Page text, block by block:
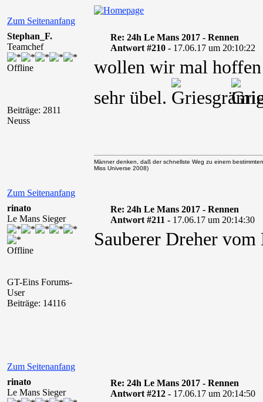
Zum Seitenanfang
Stephan_F.
Teamchef
Offline
Beiträge: 2811
Neuss
Re: 24h Le Mans 2017 - Rennen
Antwort #210 - 17.06.17 um 20:10:22
wollen wir mal hoffen
sehr übel.
Zum Seitenanfang
Männer denken, daß der schnellste Weg zu einem
Miss Universe 2008)
rinato
Le Mans Sieger
Offline
GT-Eins Forums-
User
Beiträge: 14116
Re: 24h Le Mans 2017 - Rennen
Antwort #211 - 17.06.17 um 20:14:30
Sauberer Dreher vom
Zum Seitenanfang
rinato
Le Mans Sieger
Re: 24h Le Mans 2017 - Rennen
Antwort #212 - 17.06.17 um 20:14:50